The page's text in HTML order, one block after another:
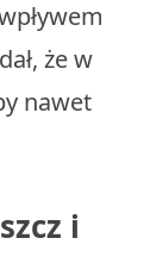
że w
nawet
i